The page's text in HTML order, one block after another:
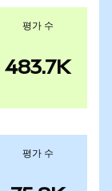
평가 수
483.7K
평가 수